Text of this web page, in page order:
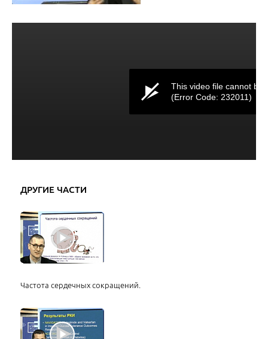
This video file cannot be
(Error Code: 232011)
ДРУГИЕ ЧАСТИ
Частота сердечных сокращений.